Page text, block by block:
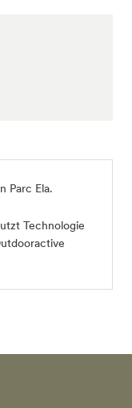
Parc Ela.
Technologie